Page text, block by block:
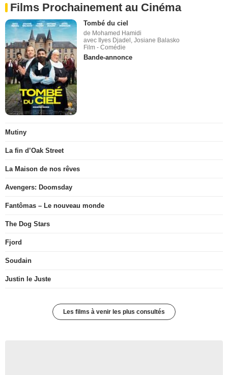
Films Prochainement au Cinéma
Tombé du ciel
de Mohamed Hamidi
avec Ilyes Djadel, Josiane Balasko
Film - Comédie
Bande-annonce
Mutiny
La fin d’Oak Street
La Maison de nos rêves
Avengers: Doomsday
Fantômas – Le nouveau monde
The Dog Stars
Fjord
Soudain
Justin le Juste
Les films à venir les plus consultés